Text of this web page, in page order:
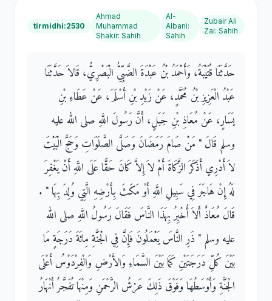
tirmidhi:2530
Ahmad
Muhammad
Shakir: Sahih
Al-
Albani:
Sahih
Zubair Ali
Zai:Sahih
حَدَّثَنَا قُتَيْبَةُ، وَأَحْمَدُ بْنُ عَبْدَةَ الضَّبِّيُّ الْبَصْرِيُّ، قَالاَ حَدَّثَنَا
عَبْدُ الْعَزِيزِ بْنُ مُحَمَّدٍ، عَنْ زَيْدِ بْنِ أَسْلَمَ، عَنْ عَطَاءِ بْنِ
يَسَارٍ، عَنْ مُعَاذِ بْنِ جَبَلٍ، أَنَّ رَسُولَ اللَّهِ صلى الله عليه
وسلم قَالَ ‏"‏ مَنْ صَامَ رَمَضَانَ وَصَلَّى الصَّلَوَاتِ وَحَجَّ الْبَيْتَ
لاَ أَدْرِي أَذَكَرَ الزَّكَاةَ أَمْ لاَ إِلاَّ كَانَ حَقًّا عَلَى اللَّهِ أَنْ يَغْفِرَ
لَهُ إِنْ هَاجَرَ فِي سَبِيلِ اللَّهِ أَوْ مَكَثَ بِأَرْضِهِ الَّتِي وُلِدَ بِهَا ‏"‏ ‏.‏
قَالَ مُعَاذٌ أَلاَ أُخْبِرُ بِهَذَا النَّاسَ فَقَالَ رَسُولُ اللَّهِ صلى الله
عليه وسلم ‏"‏ ذَرِ النَّاسَ يَعْمَلُونَ فَإِنَّ فِي الْجَنَّةِ مِائَةَ دَرَجَةٍ مَا
بَيْنَ كُلِّ دَرَجَتَيْنِ كَمَا بَيْنَ السَّمَاءِ وَالأَرْضِ وَالْفِرْدَوْسُ أَعْلَى
الْجَنَّةِ وَأَوْسَطُهَا وَفَوْقَ ذَلِكَ عَرْشُ الرَّحْمَنِ وَمِنْهَا تُفَجَّرُ أَنْهَارُ